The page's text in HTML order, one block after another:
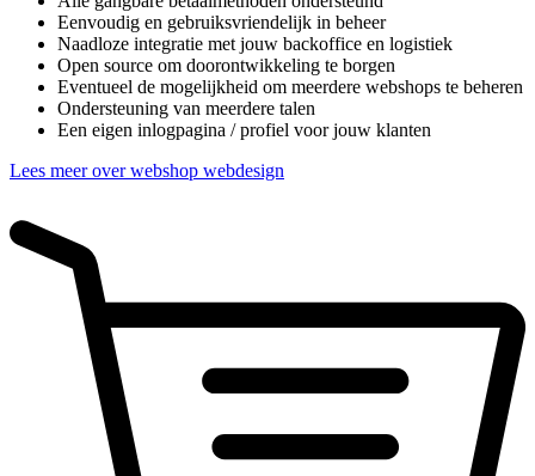
Eenvoudig en gebruiksvriendelijk in beheer
Naadloze integratie met jouw backoffice en logistiek
Open source om doorontwikkeling te borgen
Eventueel de mogelijkheid om meerdere webshops te beheren
Ondersteuning van meerdere talen
Een eigen inlogpagina / profiel voor jouw klanten
Lees meer over webshop webdesign